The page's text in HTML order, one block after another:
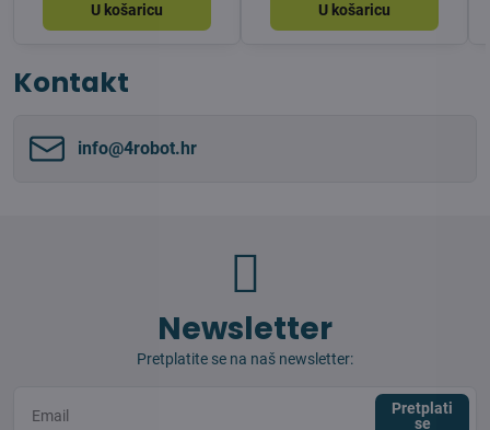
U košaricu U košaricu
Kontakt
info​@4robot​.hr
Newsletter
Pretplatite se na naš newsletter:
Pretplati
se